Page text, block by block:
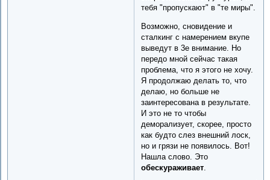
тебя "пропускают" в "те миры".
Возможно, сновидение и
сталкинг с намерением вкупе
выведут в 3е внимание. Но
передо мной сейчас такая
проблема, что я этого не хочу.
Я продолжаю делать то, что
делаю, но больше не
заинтересована в результате.
И это не то чтобы
деморализует, скорее, просто
как будто слез внешний лоск,
но и грязи не появилось. Вот!
Нашла слово. Это
обескураживает.